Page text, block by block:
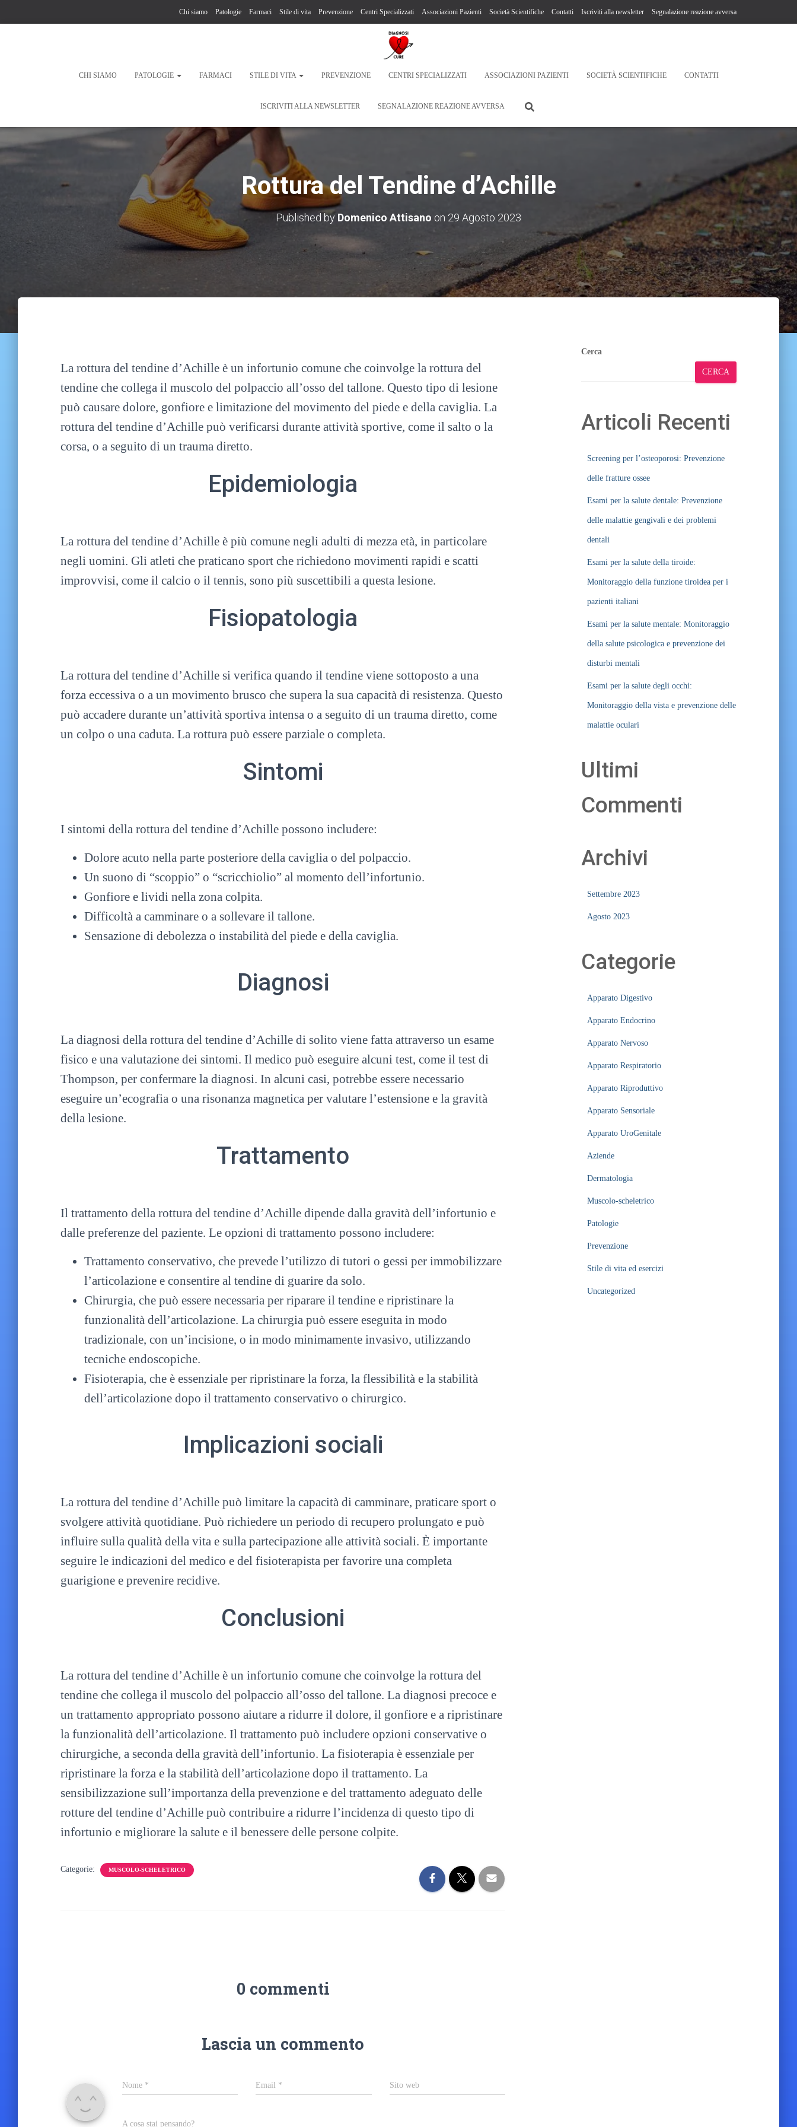
Chi siamo Patologie Farmaci Stile di vita Prevenzione Centri Specializzati Associazioni Pazienti Società Scientifiche Contatti Iscriviti alla newsletter Segnalazione reazione avversa
CHI SIAMO PATOLOGIE FARMACI STILE DI VITA PREVENZIONE CENTRI SPECIALIZZATI ASSOCIAZIONI PAZIENTI SOCIETÀ SCIENTIFICHE CONTATTI
ISCRIVITI ALLA NEWSLETTER SEGNALAZIONE REAZIONE AVVERSA
Rottura del Tendine d’Achille
Published by Domenico Attisano on 29 Agosto 2023
La rottura del tendine d’Achille è un infortunio comune che coinvolge la rottura del
tendine che collega il muscolo del polpaccio all’osso del tallone. Questo tipo di lesione
può causare dolore, gonfiore e limitazione del movimento del piede e della caviglia. La
rottura del tendine d’Achille può verificarsi durante attività sportive, come il salto o la
corsa, o a seguito di un trauma diretto.
Epidemiologia
La rottura del tendine d’Achille è più comune negli adulti di mezza età, in particolare
negli uomini. Gli atleti che praticano sport che richiedono movimenti rapidi e scatti
improvvisi, come il calcio o il tennis, sono più suscettibili a questa lesione.
Fisiopatologia
La rottura del tendine d’Achille si verifica quando il tendine viene sottoposto a una
forza eccessiva o a un movimento brusco che supera la sua capacità di resistenza. Questo
può accadere durante un’attività sportiva intensa o a seguito di un trauma diretto, come
un colpo o una caduta. La rottura può essere parziale o completa.
Sintomi
I sintomi della rottura del tendine d’Achille possono includere:
Dolore acuto nella parte posteriore della caviglia o del polpaccio.
Un suono di “scoppio” o “scricchiolio” al momento dell’infortunio.
Gonfiore e lividi nella zona colpita.
Difficoltà a camminare o a sollevare il tallone.
Sensazione di debolezza o instabilità del piede e della caviglia.
Diagnosi
La diagnosi della rottura del tendine d’Achille di solito viene fatta attraverso un esame
fisico e una valutazione dei sintomi. Il medico può eseguire alcuni test, come il test di
Thompson, per confermare la diagnosi. In alcuni casi, potrebbe essere necessario
eseguire un’ecografia o una risonanza magnetica per valutare l’estensione e la gravità
della lesione.
Trattamento
Il trattamento della rottura del tendine d’Achille dipende dalla gravità dell’infortunio e
dalle preferenze del paziente. Le opzioni di trattamento possono includere:
Trattamento conservativo, che prevede l’utilizzo di tutori o gessi per immobilizzare
l’articolazione e consentire al tendine di guarire da solo.
Chirurgia, che può essere necessaria per riparare il tendine e ripristinare la
funzionalità dell’articolazione. La chirurgia può essere eseguita in modo
tradizionale, con un’incisione, o in modo minimamente invasivo, utilizzando
tecniche endoscopiche.
Fisioterapia, che è essenziale per ripristinare la forza, la flessibilità e la stabilità
dell’articolazione dopo il trattamento conservativo o chirurgico.
Implicazioni sociali
La rottura del tendine d’Achille può limitare la capacità di camminare, praticare sport o
svolgere attività quotidiane. Può richiedere un periodo di recupero prolungato e può
influire sulla qualità della vita e sulla partecipazione alle attività sociali. È importante
seguire le indicazioni del medico e del fisioterapista per favorire una completa
guarigione e prevenire recidive.
Conclusioni
La rottura del tendine d’Achille è un infortunio comune che coinvolge la rottura del
tendine che collega il muscolo del polpaccio all’osso del tallone. La diagnosi precoce e
un trattamento appropriato possono aiutare a ridurre il dolore, il gonfiore e a ripristinare
la funzionalità dell’articolazione. Il trattamento può includere opzioni conservative o
chirurgiche, a seconda della gravità dell’infortunio. La fisioterapia è essenziale per
ripristinare la forza e la stabilità dell’articolazione dopo il trattamento. La
sensibilizzazione sull’importanza della prevenzione e del trattamento adeguato delle
rotture del tendine d’Achille può contribuire a ridurre l’incidenza di questo tipo di
infortunio e migliorare la salute e il benessere delle persone colpite.
Categorie: MUSCOLO-SCHELETRICO
0 commenti
Lascia un commento
Nome * Email * Sito web
A cosa stai pensando?
Cerca
CERCA
Articoli Recenti
Screening per l’osteoporosi: Prevenzione
delle fratture ossee
Esami per la salute dentale: Prevenzione
delle malattie gengivali e dei problemi
dentali
Esami per la salute della tiroide:
Monitoraggio della funzione tiroidea per i
pazienti italiani
Esami per la salute mentale: Monitoraggio
della salute psicologica e prevenzione dei
disturbi mentali
Esami per la salute degli occhi:
Monitoraggio della vista e prevenzione delle
malattie oculari
Ultimi
Commenti
Archivi
Settembre 2023
Agosto 2023
Categorie
Apparato Digestivo
Apparato Endocrino
Apparato Nervoso
Apparato Respiratorio
Apparato Riproduttivo
Apparato Sensoriale
Apparato UroGenitale
Aziende
Dermatologia
Muscolo-scheletrico
Patologie
Prevenzione
Stile di vita ed esercizi
Uncategorized